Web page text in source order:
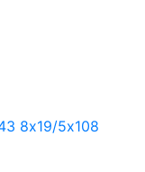
8х19/5х108